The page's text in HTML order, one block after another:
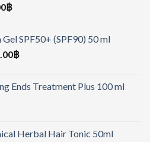
฿
SPF50+ (SPF90) 50 ml
฿
Ends Treatment Plus 100 ml
Herbal Hair Tonic 50ml